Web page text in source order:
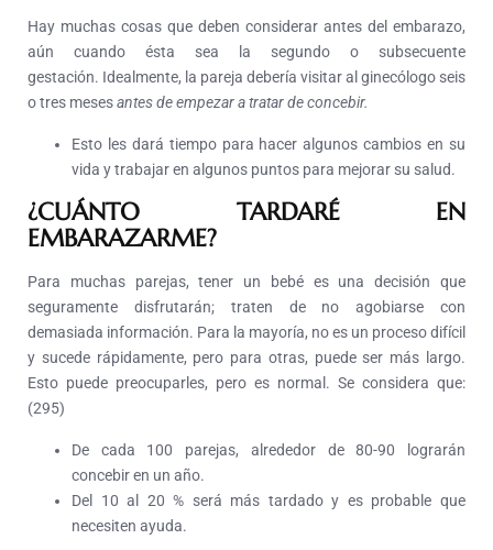
Hay muchas cosas que deben considerar antes del embarazo,
aún cuando ésta sea la segundo o subsecuente
gestación. Idealmente, la pareja debería visitar al ginecólogo seis
o tres mesesantes de empezar a tratar de concebir.
Esto les dará tiempo para hacer algunos cambios en su
vida y trabajar en algunos puntos para mejorar su salud.
¿CUÁNTO TARDARÉ EN
EMBARAZARME?
Para muchas parejas, tener un bebé es una decisión que
seguramente disfrutarán; traten de no agobiarse con
demasiada información. Para la mayoría, no es un proceso difícil
y sucede rápidamente, pero para otras, puede ser más largo.
Esto puede preocuparles, pero es normal. Se considera que:
(295)
De cada 100 parejas, alrededor de 80-90 lograrán
concebir en un año.
Del 10 al 20 % será más tardado y es probable que
necesiten ayuda.